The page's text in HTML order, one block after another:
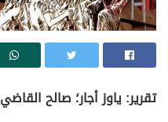
تقرير: ياوز أجار؛ صالح القاضي